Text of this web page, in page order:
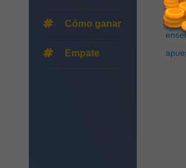
Cómo ganar
Empate